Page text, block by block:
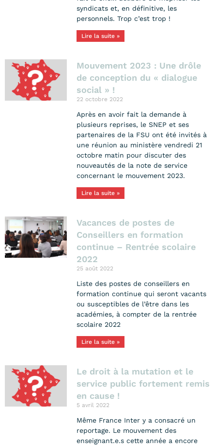
syndicats et, en définitive, les
personnels. Trop c’est trop !
Lire la suite »
Mouvement 2023 : Une drôle
de conception du « dialogue
social » !
22 octobre 2022
Après en avoir fait la demande à
plusieurs reprises, le SNEP et ses
partenaires de la FSU ont été invités à
une réunion au ministère vendredi 21
octobre matin pour discuter des
nouveautés de la note de service
concernant le mouvement 2023.
Lire la suite »
Vacances de postes de
Conseillers en formation
continue – Rentrée scolaire
2022
25 août 2022
Liste des postes de conseillers en
formation continue qui seront vacants
ou susceptibles de l’être dans les
académies, à compter de la rentrée
scolaire 2022
Lire la suite »
Le droit à la mutation et le
service public fortement remis
en cause !
5 avril 2022
Même France Inter y a consacré un
reportage. Le mouvement des
enseignant.e.s cette année a encore